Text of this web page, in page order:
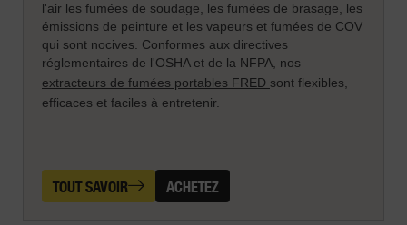
l'air les fumées de soudage, les fumées de brasage, les
émissions de peinture et les vapeurs et fumées de COV
qui sont nocives. Conformes aux directives
réglementaires de l'OSHA et de la NFPA, nos
extracteurs de fumées portables FRED sont flexibles,
efficaces et faciles à entretenir.
TOUT SAVOIR ACHETEZ